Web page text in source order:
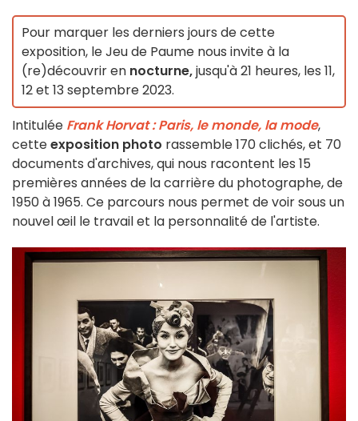
Pour marquer les derniers jours de cette
exposition, le Jeu de Paume nous invite à la
(re)découvrir en nocturne,jusqu'à 21 heures, les 11,
12 et 13 septembre 2023.
Intitulée Frank Horvat : Paris, le monde, la mode,
cetteexposition photo rassemble 170 clichés, et 70
documents d'archives, qui nous racontent les 15
premières années de la carrière du photographe, de
1950 à 1965. Ce parcours nous permet de voir sous un
nouvel œil le travail et la personnalité de l'artiste.